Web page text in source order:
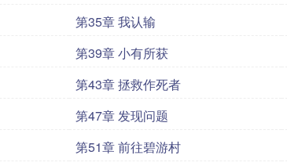
第35章 我认输
第39章 小有所获
第43章 拯救作死者
第47章 发现问题
第51章 前往碧游村